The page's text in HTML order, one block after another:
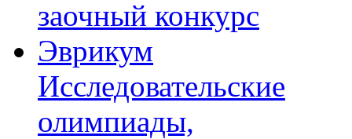
заочный конкурс
Эврикум
Исследовательские
олимпиады,